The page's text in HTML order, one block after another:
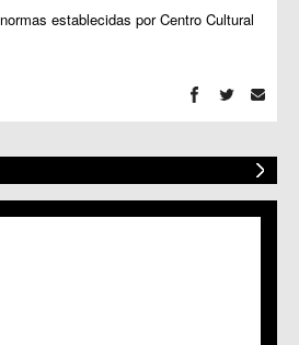
establecidas por Centro Cultural